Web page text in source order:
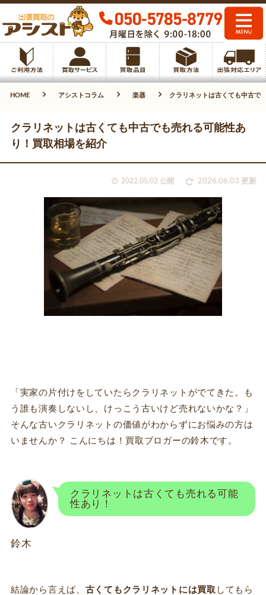
HOME アシストコラム 楽器 クラリネットは古くても中古で
クラリネットは古くても中古でも売れる可能性あ
り！買取相場を紹介
2022.05.02 公開 2026.06.03 更新
「実家の片付けをしていたらクラリネットがでてきた。も
う誰も演奏しないし、けっこう古いけど売れないかな？」
そんな古いクラリネットの価値がわからずにお悩みの方は
いませんか？ こんにちは！買取ブロガーの鈴木です。
鈴木
クラリネットは古くても売れる可能
性あり！
結論から言えば、 古くてもクラリネットには買取 してもら